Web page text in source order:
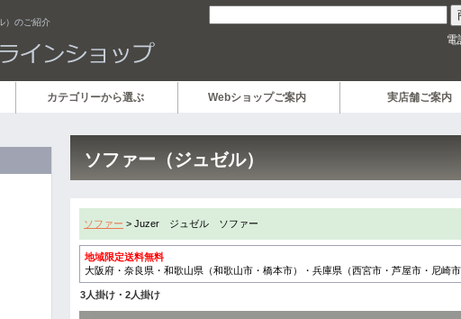
）のご紹介
電
ソファー（ジュゼル）
ソファー > Juzer ジュゼル ソファー
地域限定送料無料
大阪府・奈良県・和歌山県（和歌山市・橋本市）・兵庫県（西宮市・芦屋市・尼崎
3人掛け・2人掛け
カテゴリーから選ぶ Webショップご案内 実店舗ご案内